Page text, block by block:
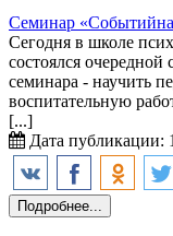
Семинар
Сегодня в школе
состоялся
семинара - научить
воспитательную
[...]
Дата публикации:
Подробнее...